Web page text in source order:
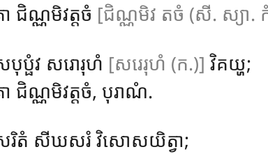
ជិណ្ណមិវត្តចំ [ជិណ្ណមិវ តចំ (សី. ស្យា.
ប្ផំវ សរោរុហំ [សរេរុហំ (ក.)] វិគយ្ហ;
ជិណ្ណមិវត្តចំ, បុរាណំ.
រិតំ សីឃសរំ វិសោសយិត្វា;